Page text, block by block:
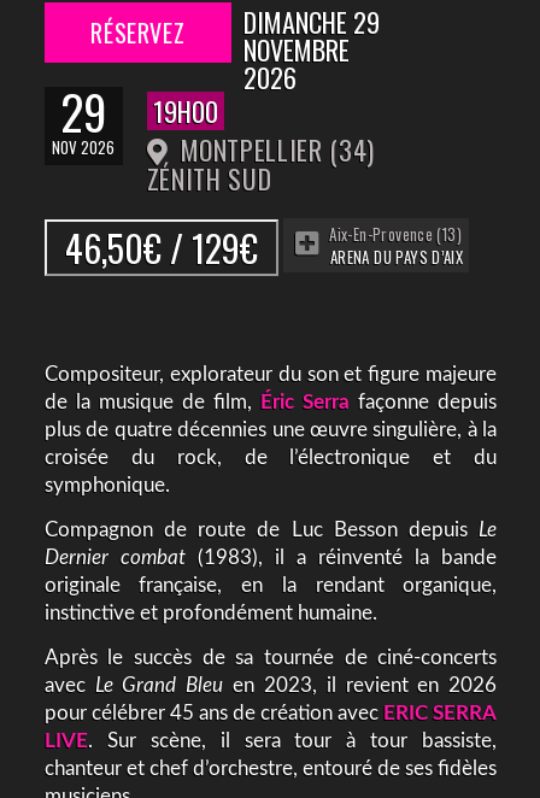
RÉSERVEZ
29
NOV 2026
DIMANCHE 29
NOVEMBRE
2026
19H00
MONTPELLIER (34)
ZÉNITH SUD
46,50€ / 129€
Aix-En-Provence (13)
ARENA DU PAYS D’AIX
Compositeur, explorateur du son et figure majeure
de la musique de film,
Éric Serra façonne depuis
plus de quatre décennies une œuvre singulière, à la
croisée du rock, de l’électronique et du
symphonique.
Compagnon de route de Luc Besson depuisLe
Dernier combat(1983), il a réinventé la bande
originale française, en la rendant organique,
instinctive et profondément humaine.
Après le succès de sa tournée de ciné-concerts
avec Le Grand Bleuen 2023, il revient en 2026
pour célébrer 45 ans de création avec ERIC SERRA
LIVE. Sur scène, il sera tour à tour bassiste,
chanteur et chef d’orchestre, entouré de ses fidèles